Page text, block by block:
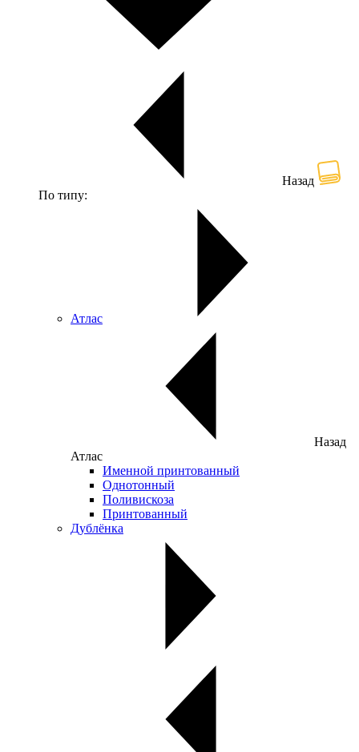
Назад
По типу:
Атлас
Назад
Атлас
Именной принтованный
Однотонный
Поливискоза
Принтованный
Дублёнка